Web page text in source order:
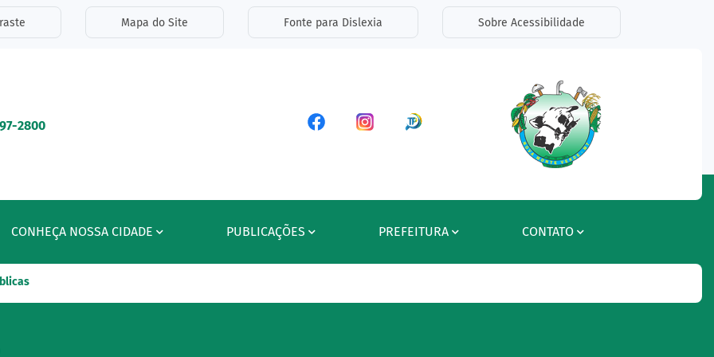
de acessibilidade
Mapa do Site Fonte para Dislexia Sobre Acessibilidade
2800 Acessar a Rede Social Facebook
Acessar a Rede Social Instagram
Acessar a Rede Social Radar
CONHEÇA NOSSA CIDADE PUBLICAÇÕES PREFEITURA CONTATO